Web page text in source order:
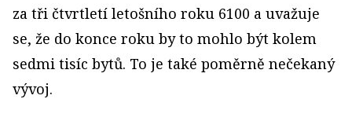
za tři čtvrtletí letošního roku 6100 a uvažuje
se, že do konce roku by to mohlo být kolem
sedmi tisíc bytů. To je také poměrně nečekaný
vývoj.